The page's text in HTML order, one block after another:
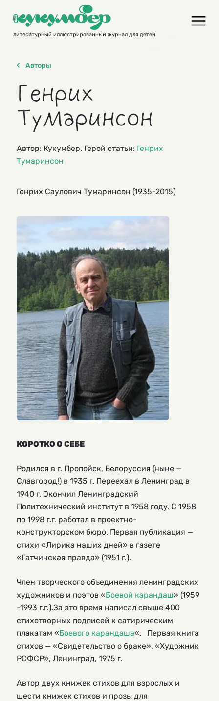
contentлитературный иллюстрированный журнал для детей
Авторы
Генрих
Тумаринсон
Автор: Кукумбер. Герой статьи: Генрих
Тумаринсон
Генрих Саулович Тумаринсон (1935-2015)
КОРОТКО О СЕБЕ
Родился в г. Пропойск, Белоруссия (ныне —
Славгород!) в 1935 г. Переехал в Ленинград в
1940 г. Окончил Ленинградский
Политехнический институт в 1958 году. С 1958
по 1998 г.г. работал в проектно-
конструкторском бюро. Первая публикация —
стихи «Лирика наших дней» в газете
«Гатчинская правда» (1951 г.).
Член творческого объединения ленинградских
художников и поэтов «Боевой карандаш» (1959
-1993 г.г.).За это время написал свыше 400
стихотворных подписей к сатирическим
плакатам «Боевого карандаша«. Первая книга
стихов — «Свидетельство о браке», «Художник
РСФСР», Ленинград, 1975 г.
Автор двух книжек стихов для взрослых и
шести книжек стихов и прозы для